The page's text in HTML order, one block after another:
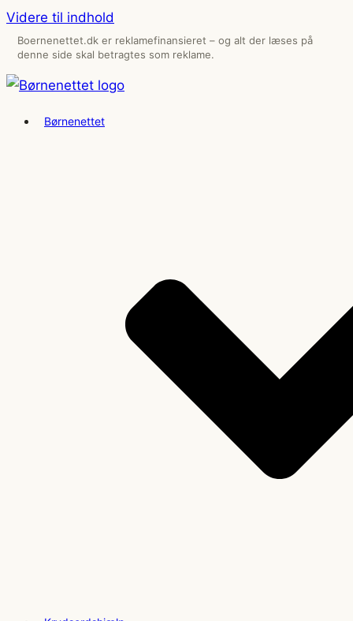
Videre til indhold
Boernenettet.dk er reklamefinansieret – og alt der læses på
denne side skal betragtes som reklame.
Børnenettet